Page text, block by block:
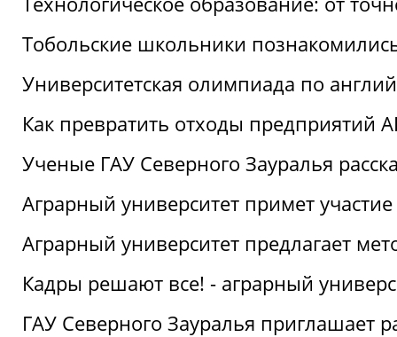
Тобольские школьники
Университетская олимпиада по
Как превратить отходы предприятий
Ученые ГАУ Северного Зауралья
Аграрный университет примет
Аграрный университет предлагает
Кадры решают все! - аграрный
ГАУ Северного Зауралья приглашает